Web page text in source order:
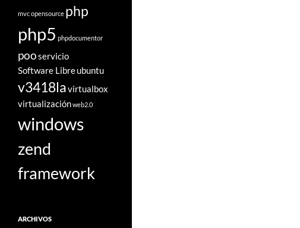
mvcopensource php
php5 phpdocumentor
pooservicio
Software Libreubuntu
v3418lavirtualbox
virtualizaciónweb2.0
windows
zend
framework
ARCHIVOS